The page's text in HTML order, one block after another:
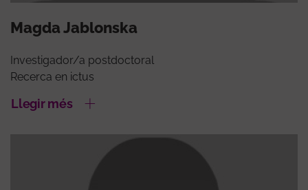
Magda Jablonska
Investigador/a postdoctoral
Recerca en ictus
Llegir més